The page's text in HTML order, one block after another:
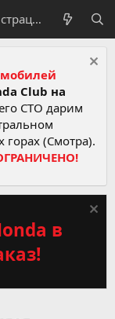
Регистрация
Club на
СТО дарим
(Смотра).
в